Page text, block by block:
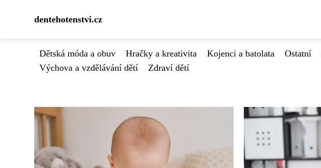
dentehotenstvi.cz
Dětská móda a obuv Hračky a kreativita Kojenci a batolata Ostatní
Výchova a vzdělávání dětí
Zdraví dětí